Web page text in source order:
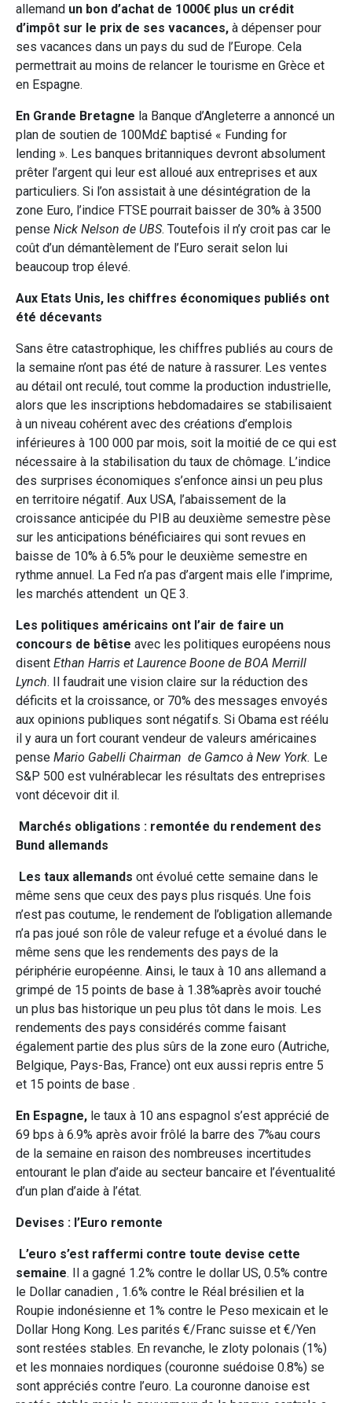
allemand un bon d’achat de 1000€ plus un crédit
d’impôt sur le prix de ses vacances, à dépenser pour
ses vacances dans un pays du sud de l’Europe. Cela
permettrait au moins de relancer le tourisme en Grèce et
en Espagne.
En Grande Bretagne la Banque d’Angleterre a annoncé un
plan de soutien de 100Md£ baptisé « Funding for
lending ». Les banques britanniques devront absolument
prêter l’argent qui leur est alloué aux entreprises et aux
particuliers. Si l’on assistait à une désintégration de la
zone Euro, l’indice FTSE pourrait baisser de 30% à 3500
pense Nick Nelson de UBS. Toutefois il n’y croit pas car le
coût d’un démantèlement de l’Euro serait selon lui
beaucoup trop élevé.
Aux Etats Unis, les chiffres économiques publiés ont
été décevants
Sans être catastrophique, les chiffres publiés au cours de
la semaine n’ont pas été de nature à rassurer. Les ventes
au détail ont reculé, tout comme la production industrielle,
alors que les inscriptions hebdomadaires se stabilisaient
à un niveau cohérent avec des créations d’emplois
inférieures à 100 000 par mois, soit la moitié de ce qui est
nécessaire à la stabilisation du taux de chômage. L’indice
des surprises économiques s’enfonce ainsi un peu plus
en territoire négatif. Aux USA, l’abaissement de la
croissance anticipée du PIB au deuxième semestre pèse
sur les anticipations bénéficiaires qui sont revues en
baisse de 10% à 6.5% pour le deuxième semestre en
rythme annuel. La Fed n’a pas d’argent mais elle l’imprime,
les marchés attendent un QE 3.
Les politiques américains ont l’air de faire un
concours de bêtise avec les politiques européens nous
disent Ethan Harris et Laurence Boone de BOA Merrill
Lynch. Il faudrait une vision claire sur la réduction des
déficits et la croissance, or 70% des messages envoyés
aux opinions publiques sont négatifs. Si Obama est réélu
il y aura un fort courant vendeur de valeurs américaines
pense Mario Gabelli Chairman de Gamco à New York. Le
S&P 500 est vulnérablecar les résultats des entreprises
vont décevoir dit il.
Marchés obligations : remontée du rendement des
Bund allemands
Les taux allemands ont évolué cette semaine dans le
même sens que ceux des pays plus risqués. Une fois
n’est pas coutume, le rendement de l’obligation allemande
n’a pas joué son rôle de valeur refuge et a évolué dans le
même sens que les rendements des pays de la
périphérie européenne. Ainsi, le taux à 10 ans allemand a
grimpé de 15 points de base à 1.38%après avoir touché
un plus bas historique un peu plus tôt dans le mois. Les
rendements des pays considérés comme faisant
également partie des plus sûrs de la zone euro (Autriche,
Belgique, Pays-Bas, France) ont eux aussi repris entre 5
et 15 points de base .
En Espagne, le taux à 10 ans espagnol s’est apprécié de
69 bps à 6.9% après avoir frôlé la barre des 7%au cours
de la semaine en raison des nombreuses incertitudes
entourant le plan d’aide au secteur bancaire et l’éventualité
d’un plan d’aide à l’état.
Devises : l’Euro remonte
L’euro s’est raffermi contre toute devise cette
semaine. Il a gagné 1.2% contre le dollar US, 0.5% contre
le Dollar canadien , 1.6% contre le Réal brésilien et la
Roupie indonésienne et 1% contre le Peso mexicain et le
Dollar Hong Kong. Les parités €/Franc suisse et €/Yen
sont restées stables. En revanche, le zloty polonais (1%)
et les monnaies nordiques (couronne suédoise 0.8%) se
sont appréciés contre l’euro. La couronne danoise est